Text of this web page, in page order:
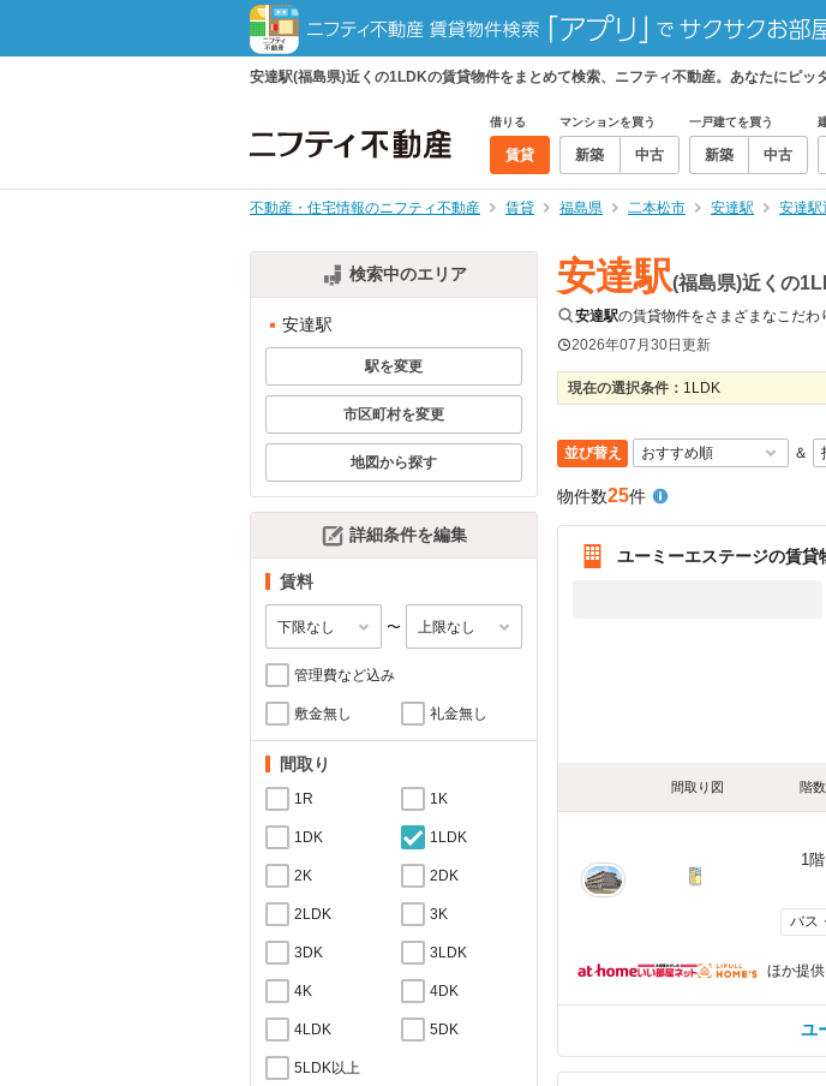
安達駅(福島県)近くの1LDKの賃貸物件をまとめて検索、ニフティ不動産。あなたにピッ
借りる
賃貸
マンションを買う
新築 中古
一戸建てを買う
新築 中古
不動産・住宅情報のニフティ不動産 賃貸 福島県 二本松市 安達駅 安達駅
検索中のエリア
安達駅
駅を変更
市区町村を変更
地図から探す
詳細条件を編集
賃料
〜
管理費など込み
敷金無し 礼金無し
間取り
1R 1K
1DK 1LDK
2K 2DK
2LDK 3K
3DK 3LDK
4K 4DK
4LDK 5DK
5LDK以上
安達駅(福島県)近くの
安達駅の賃貸物件をさまざまなこだわ
2026年07月30日更新
現在の選択条件： 1LDK
並び替え ＆
物件数25件
ユーミーエステージの賃貸
間取り図 階数
1階
バス
ほか提供
ユ